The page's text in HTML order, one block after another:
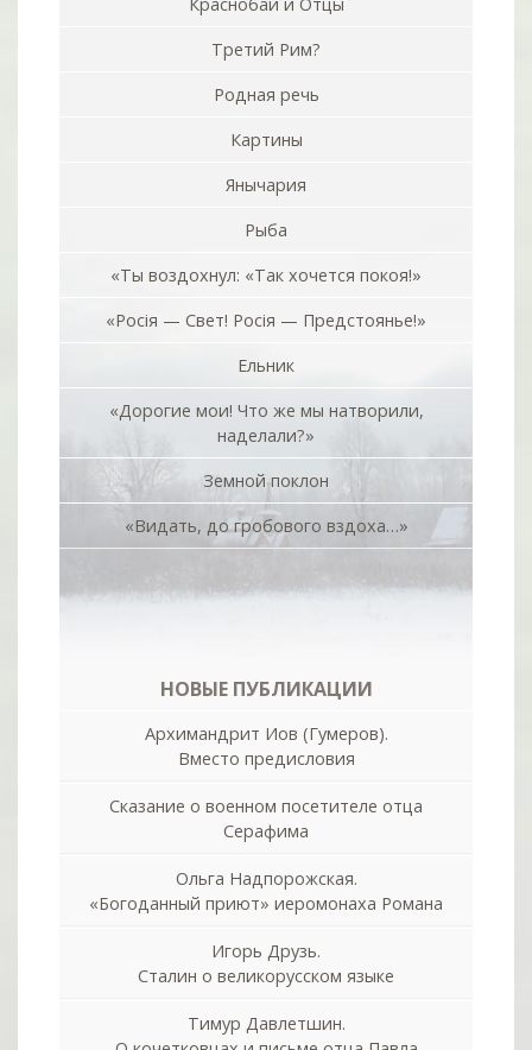
Третий Рим?
Родная речь
Картины
Янычария
Рыба
«Ты воздохнул: «Так хочется покоя!»
«Росiя — Свет! Росiя — Предстоянье!»
Ельник
«Дорогие мои! Что же мы натворили,
наделали?»
Земной поклон
«Видать, до гробового вздоха…»
НОВЫЕ ПУБЛИКАЦИИ
Архимандрит Иов (Гумеров).
Вместо предисловия
Сказание о военном посетителе отца
Серафима
Ольга Надпорожская.
«Богоданный приют» иеромонаха Романа
Игорь Друзь.
Сталин о великорусском языке
Тимур Давлетшин.